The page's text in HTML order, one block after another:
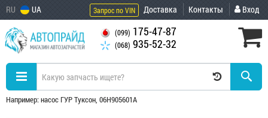
RU UA Запрос по VIN Доставка Контакты Вход
(099) 175-47-87
(068) 935-52-32
Например: насос ГУР Туксон, 06H905601A